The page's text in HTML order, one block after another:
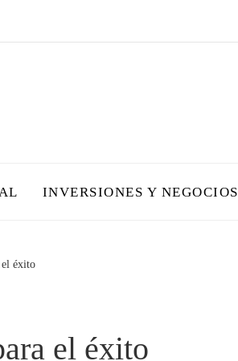
INVERSIONES Y NEGOCIOS
el éxito
el éxito